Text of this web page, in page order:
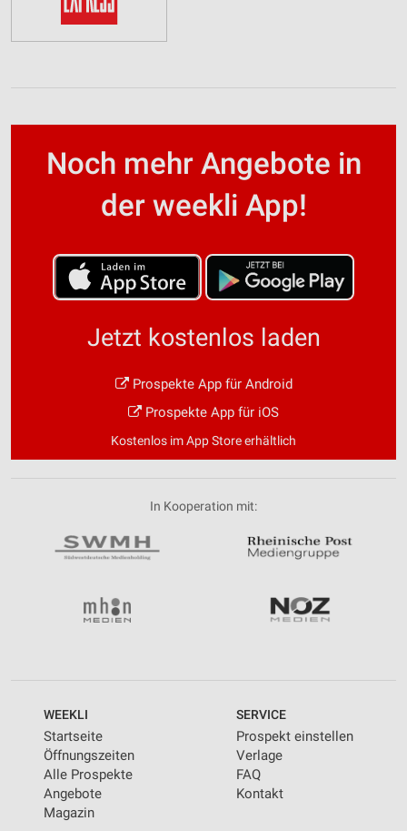
Noch mehr Angebote in
der weekli App!
Jetzt kostenlos laden
Prospekte App für Android
Prospekte App für iOS
Kostenlos im App Store erhältlich
In Kooperation mit:
WEEKLI
Startseite
Öffnungszeiten
Alle Prospekte
Angebote
Magazin
SERVICE
Prospekt einstellen
Verlage
FAQ
Kontakt